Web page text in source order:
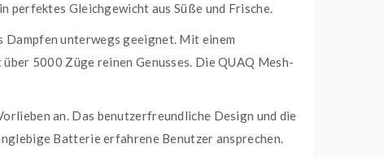
perfektes Gleichgewicht aus Süße und Frische.
unterwegs geeignet. Mit einem
5000 Züge reinen Genusses. Die QUAQ Mesh-
an. Das benutzerfreundliche Design und die
Batterie erfahrene Benutzer ansprechen.